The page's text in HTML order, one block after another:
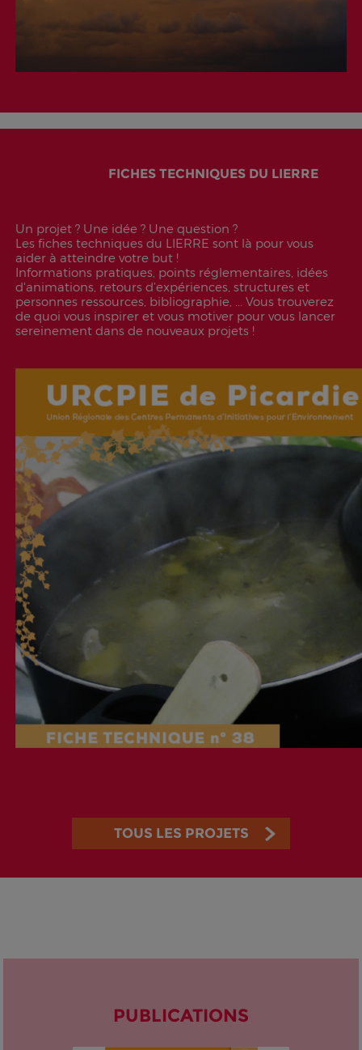
FICHES TECHNIQUES DU LIERRE
Un projet ? Une idée ? Une question ?
Les fiches techniques du LIERRE sont là pour vous
aider à atteindre votre but !
Informations pratiques, points réglementaires, idées
d'animations, retours d’expériences, structures et
personnes ressources, bibliographie, ... Vous trouverez
de quoi vous inspirer et vous motiver pour vous lancer
sereinement dans de nouveaux projets !
TOUS LES PROJETS
PUBLICATIONS